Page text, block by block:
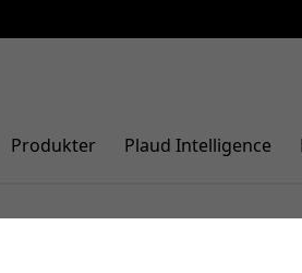
Produkter Plaud Intelligence
Slik sparer